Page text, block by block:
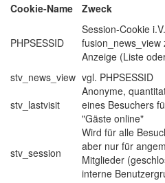
Cookie-Name Zweck
PHPSESSID
Session-Cookie
fusion_news_view
Anzeige (Liste
stv_news_view vgl. PHPSESSID
stv_lastvisit
Anonyme,
eines Besuchers
"Gäste online"
stv_session
Wird für alle
aber nur für
Mitglieder
interne